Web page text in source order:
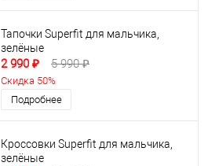
Тапочки Superfit для мальчика,
зелёные
2 990 ₽ 5 990 ₽
Скидка 50%
Подробнее
Кроссовки Superfit для мальчика,
зелёные